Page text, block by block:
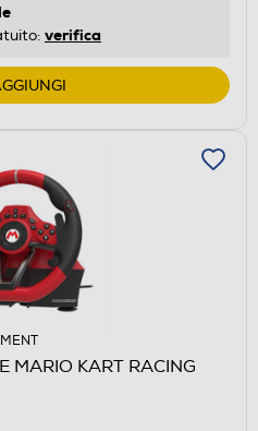
verifica
MARIO KART RACING